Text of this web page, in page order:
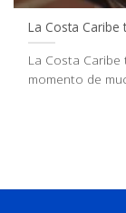
La Costa
La Costa
momento de